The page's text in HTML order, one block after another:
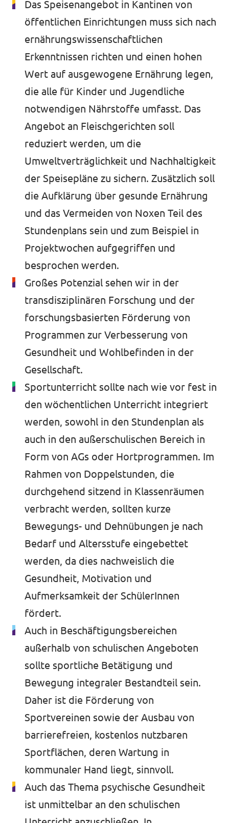
Das Speisenangebot in Kantinen von
öffentlichen Einrichtungen muss sich nach
ernährungswissenschaftlichen
Erkenntnissen richten und einen hohen
Wert auf ausgewogene Ernährung legen,
die alle für Kinder und Jugendliche
notwendigen Nährstoffe umfasst. Das
Angebot an Fleischgerichten soll
reduziert werden, um die
Umweltverträglichkeit und Nachhaltigkeit
der Speisepläne zu sichern. Zusätzlich soll
die Aufklärung über gesunde Ernährung
und das Vermeiden von Noxen Teil des
Stundenplans sein und zum Beispiel in
Projektwochen aufgegriffen und
besprochen werden.
Großes Potenzial sehen wir in der
transdisziplinären Forschung und der
forschungsbasierten Förderung von
Programmen zur Verbesserung von
Gesundheit und Wohlbefinden in der
Gesellschaft.
Sportunterricht sollte nach wie vor fest in
den wöchentlichen Unterricht integriert
werden, sowohl in den Stundenplan als
auch in den außerschulischen Bereich in
Form von AGs oder Hortprogrammen. Im
Rahmen von Doppelstunden, die
durchgehend sitzend in Klassenräumen
verbracht werden, sollten kurze
Bewegungs- und Dehnübungen je nach
Bedarf und Altersstufe eingebettet
werden, da dies nachweislich die
Gesundheit, Motivation und
Aufmerksamkeit der SchülerInnen
fördert.
Auch in Beschäftigungsbereichen
außerhalb von schulischen Angeboten
sollte sportliche Betätigung und
Bewegung integraler Bestandteil sein.
Daher ist die Förderung von
Sportvereinen sowie der Ausbau von
barrierefreien, kostenlos nutzbaren
Sportflächen, deren Wartung in
kommunaler Hand liegt, sinnvoll.
Auch das Thema psychische Gesundheit
ist unmittelbar an den schulischen